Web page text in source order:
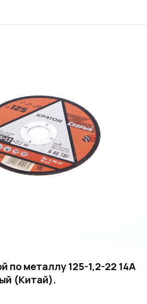
по металлу 125-1,2-22 14А
(Китай).